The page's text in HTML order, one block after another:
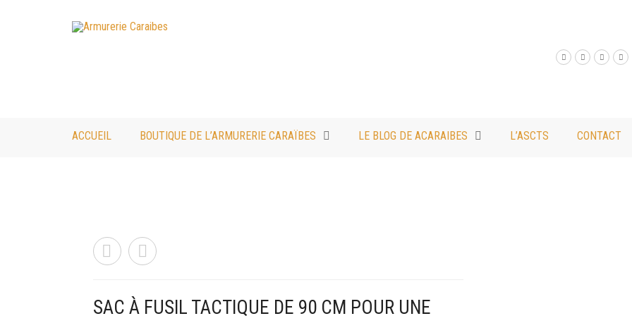
ACCUEIL BOUTIQUE DE L’ARMURERIE CARAÏBES LE BLOG DE ACARAIBES L’ASCTS CONTACT
SAC À FUSIL TACTIQUE DE 90 CM POUR UNE